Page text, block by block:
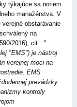
týkajúce sa noriem
manažérstva. V
obstarávanie
na
2016), cit.: "
"EMS") je nástroj
verejnej moci na
EMS
prevádzky
kontroly